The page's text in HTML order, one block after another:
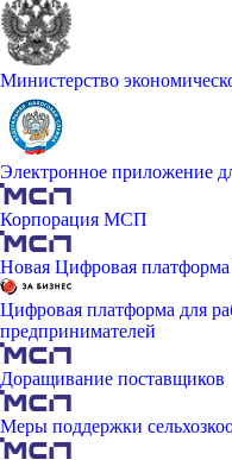
Министерство
Электронное приложение
Корпорация МСП
Новая Цифровая
Цифровая платформа для
предпринимателей
Доращивание поставщиков
Меры поддержки